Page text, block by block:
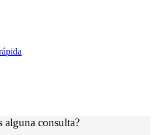
alguna consulta?